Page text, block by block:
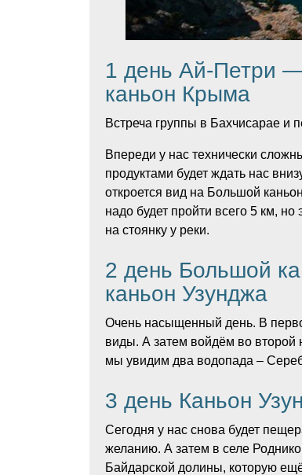
1 день Ай-Петри
каньон Крыма
Встреча группы в Бахчисарае и
Впереди у нас технически
продуктами будет ждать нас
откроется вид на Большой
надо будет пройти всего 5 км,
на стоянку у реки.
2 день Большой
каньон Узунджа
Очень насыщенный день. В
виды. А затем войдём во второй
мы увидим два водопада –
3 день Каньон
Сегодня у нас снова будет
желанию. А затем в селе
Байдарской долины, которую